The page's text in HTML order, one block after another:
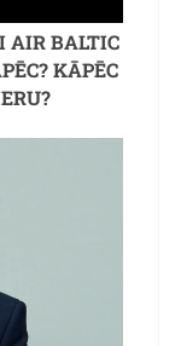
AIR BALTIC
KĀPĒC